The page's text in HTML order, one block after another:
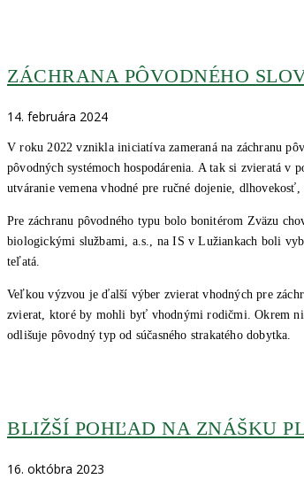
ZÁCHRANA PÔVODNÉHO
14. februára 2024
V roku 2022 vznikla iniciatíva zameraná na záchranu
pôvodných systémoch hospodárenia. A tak si zvieratá v
utváranie vemena vhodné pre ručné dojenie,
Pre záchranu pôvodného typu bolo bonitérom Zväzu
biologickými službami, a.s., na IS v Lužiankach boli
teľatá.
Veľkou výzvou je ďalší výber zvierat vhodných pre
zvierat, ktoré by mohli byť vhodnými rodičmi. Okrem
odlišuje pôvodný typ od súčasného strakatého dobytka.
BLIŽŠÍ POHĽAD NA ZNÁŠKU
16. októbra 2023